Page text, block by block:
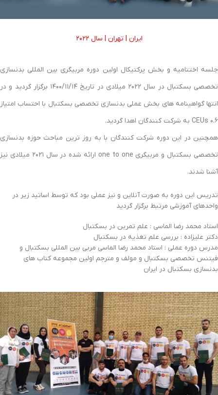
ایران | تهران | سال ۲۰۲۲
جلسه اختتامیه و بخش پرکتیکال اولین دوره مربیگری بین المللی بدنسازی
تخصصی بسکتبال در سال ۲۰۲۲ میلادی در تاریخ ۱۴۰۰/۱۱/۱۴ برگزار گردید و در
انتها گواهینامه های بخش عملی بدنسازی تخصصی بسکتبال با احتساب امتیاز
۰.۶ CEUs به شرکت کنندگان اهدا گردید.
همچنین در این دوره شرکت کنندگان با به روز ترین مباحث حوزه بدنسازی
تخصصی بسکتبال و مربیگری one to one ارائه شده در سال ۲۰۲۱ میلادی نیز
آشنا شدند.
تدریس این دوره به صورت آنلاین و نیز عملی بود که توسط اساتید زیر در
واحدهای آموزشی مرتبط برگزار گردید
استاد محمد رضا الماسی : علم تمرین در بسکتبال
دکتر علیزاده : بررسی علم تغذیه در بسکتبال
مدرس دوره عملی : استاد محمد رضا الماسی مربی بین المللی بسکتبال و
فیتنس تخصصی بسکتبال و مولف و مترجم اولین مجموعه کتاب های
بدنسازی بسکتبال در ایران